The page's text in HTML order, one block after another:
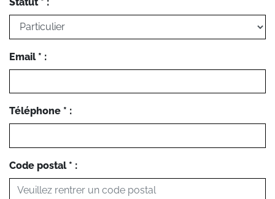
Email * :
Téléphone * :
Code postal * :